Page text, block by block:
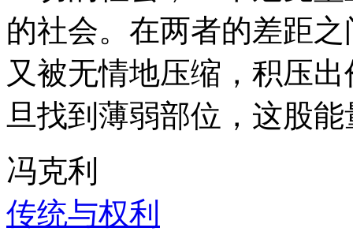
的社会。在两者的差距
又被无情地压缩，积压
旦找到薄弱部位，这股
冯克利
传统与权利